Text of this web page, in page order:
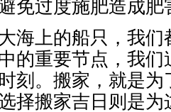
免过度施肥造成肥
海上的船只，我
的重要节点，我们
刻。搬家，就是为
择搬家吉日则是为